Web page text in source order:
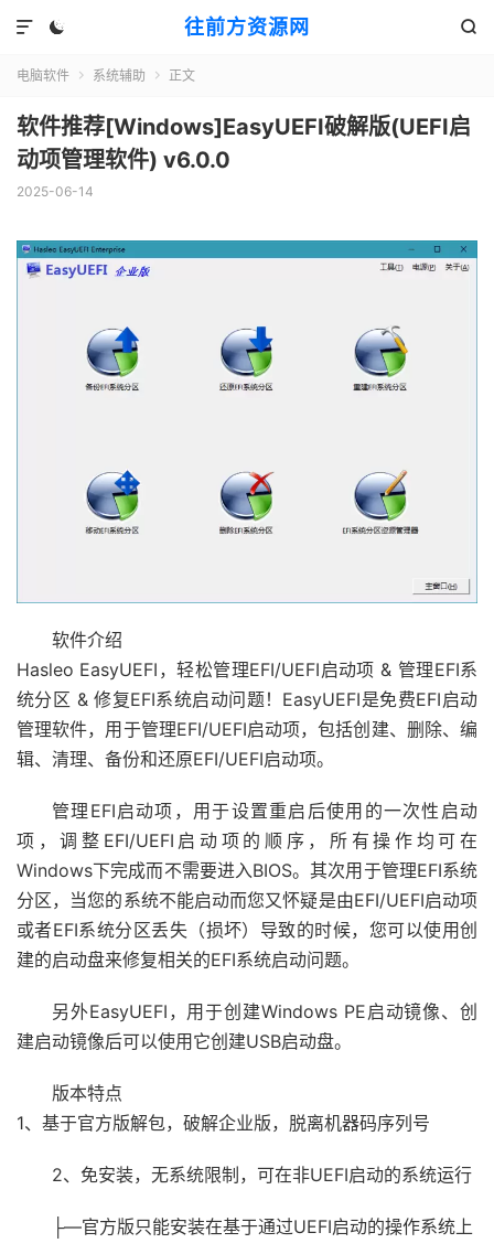
往前方资源网
 

电脑软件  系统辅助  正文
软件推荐[Windows]EasyUEFI破解版(UEFI启
动项管理软件) v6.0.0
2025-06-14
软件介绍
Hasleo EasyUEFI，轻松管理EFI/UEFI启动项 & 管理EFI系
统分区 & 修复EFI系统启动问题！EasyUEFI是免费EFI启动
管理软件，用于管理EFI/UEFI启动项，包括创建、删除、编
辑、清理、备份和还原EFI/UEFI启动项。
管理EFI启动项，用于设置重启后使用的一次性启动
项，调整EFI/UEFI启动项的顺序，所有操作均可在
Windows下完成而不需要进入BIOS。其次用于管理EFI系统
分区，当您的系统不能启动而您又怀疑是由EFI/UEFI启动项
或者EFI系统分区丢失（损坏）导致的时候，您可以使用创
建的启动盘来修复相关的EFI系统启动问题。
另外EasyUEFI，用于创建Windows PE启动镜像、创
建启动镜像后可以使用它创建USB启动盘。
版本特点
1、基于官方版解包，破解企业版，脱离机器码序列号
2、免安装，无系统限制，可在非UEFI启动的系统运行
├—官方版只能安装在基于通过UEFI启动的操作系统上